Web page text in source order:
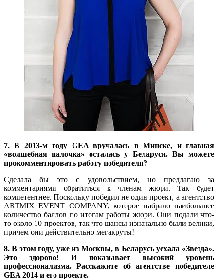
7. В 2013-м году GEA вручалась в Минске, и главная
«волшебная палочка» осталась у Беларуси. Вы можете
прокомментировать работу победителя?
Сделала бы это с удовольствием, но предлагаю за
комментариями обратиться к членам жюри. Так будет
компетентнее. Поскольку победил не один проект, а агентство
ARTMIX EVENT COMPANY, которое набрало наибольшее
количество баллов по итогам работы жюри. Они подали что-
то около 10 проектов, так что шансы изначально были велики,
причем они действительно мегакруты!
8. В этом году, уже из Москвы, в Беларусь уехала «Звезда».
Это здорово! И показывает высокий уровень
профессионализма. Расскажите об агентстве победителе
GEA 2014 и его проекте.